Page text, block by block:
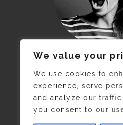
We value your
We use cookies to
experience, serve
and analyze our
you consent to our
JE M’APPELLE
C’EST ©CAMILLE
PRIS CETTE